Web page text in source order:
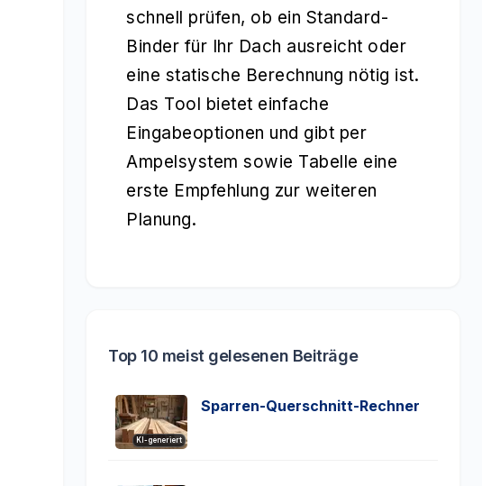
schnell prüfen, ob ein Standard-
Binder für Ihr Dach ausreicht oder
eine statische Berechnung nötig ist.
Das Tool bietet einfache
Eingabeoptionen und gibt per
Ampelsystem sowie Tabelle eine
erste Empfehlung zur weiteren
Planung.
Top 10 meist gelesenen Beiträge
KI-generiert
Sparren-Querschnitt-Rechner